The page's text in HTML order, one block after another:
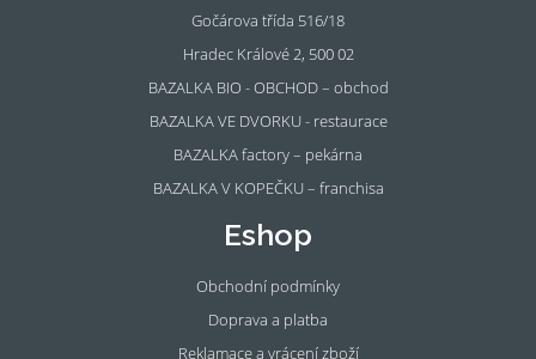
Gočárova třída 516/18
Hradec Králové 2, 500 02
BAZALKA BIO - OBCHOD – obchod
BAZALKA VE DVORKU - restaurace
BAZALKA factory – pekárna
BAZALKA V KOPEČKU – franchisa
Eshop
Obchodní podmínky
Doprava a platba
Reklamace a vrácení zboží